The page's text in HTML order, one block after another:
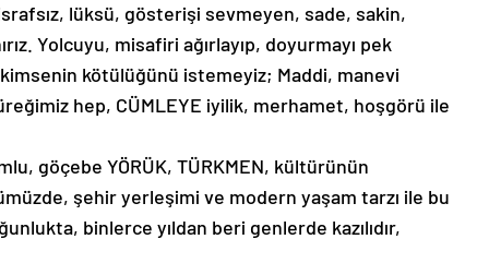
lüksü, gösterişi sevmeyen, sade, sakin,
Yolcuyu, misafiri ağırlayıp, doyurmayı pek
kötülüğünü istemeyiz; Maddi, manevi
hep, CÜMLEYE iyilik, merhamet, hoşgörü ile
göçebe YÖRÜK, TÜRKMEN, kültürünün
şehir yerleşimi ve modern yaşam tarzı ile bu
binlerce yıldan beri genlerde kazılıdır,